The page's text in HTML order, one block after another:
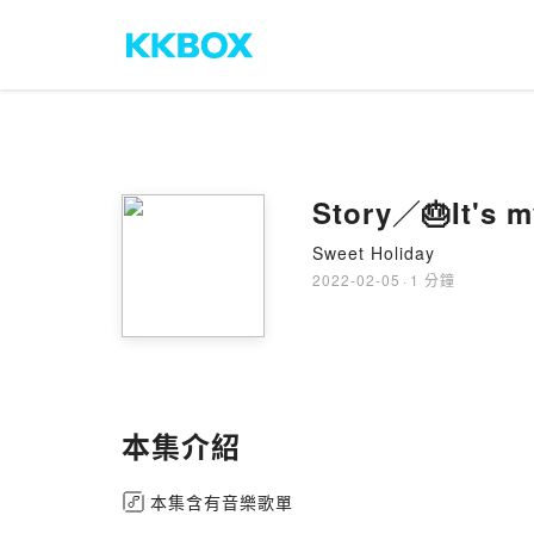
Story／🎂It's
Sweet Holiday
2022-02-05 · 1 分鐘
本集介紹
本集含有音樂歌單